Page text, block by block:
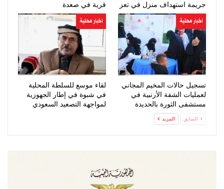
جريمة استهداف منزل في تعز
قرية في صعدة
اخبار محلية
تسجيل حالات المخيم المجاني
لعمليات الشفة الأرنبية في
مستشفى الثورة بالحديدة
اخبار محلية
لقاء موسع للسلطة المحلية
في شبوة في إطار الجهوزية
لمواجهة التصعيد السعودي
السابق المزيد